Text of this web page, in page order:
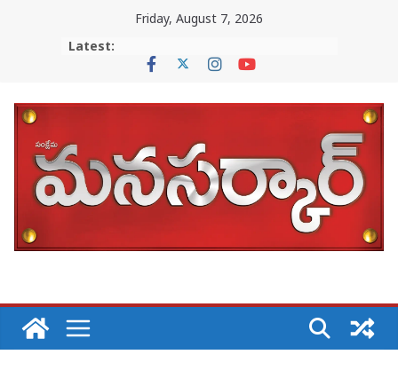
Friday, August 7, 2026
Latest: